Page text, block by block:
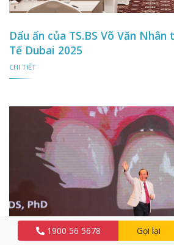
Dấu ấn của TS.BS Võ Văn
Tế Dubai 2025
CHI TIẾT
1900 56 5678 Gọi lại